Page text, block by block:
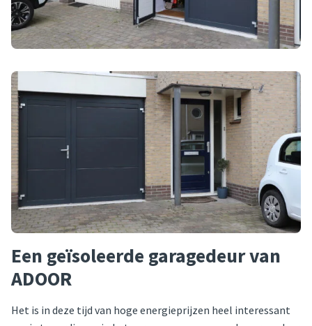
Een geïsoleerde garagedeur van
ADOOR
Het is in deze tijd van hoge energieprijzen heel interessant